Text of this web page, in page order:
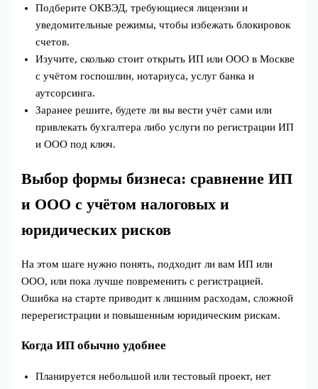
Подберите ОКВЭД, требующиеся лицензии и
уведомительные режимы, чтобы избежать блокировок
счетов.
Изучите, сколько стоит открыть ИП или ООО в Москве
с учётом госпошлин, нотариуса, услуг банка и
аутсорсинга.
Заранее решите, будете ли вы вести учёт сами или
привлекать бухгалтера либо услуги по регистрации ИП
и ООО под ключ.
Выбор формы бизнеса: сравнение ИП
и ООО с учётом налоговых и
юридических рисков
На этом шаге нужно понять, подходит ли вам ИП или
ООО, или пока лучше повременить с регистрацией.
Ошибка на старте приводит к лишним расходам, сложной
перерегистрации и повышенным юридическим рискам.
Когда ИП обычно удобнее
Планируется небольшой или тестовый проект, нет